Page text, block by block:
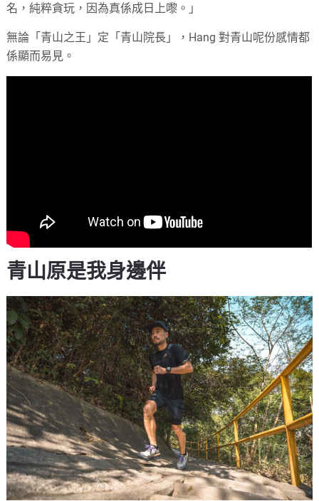
名，純粹貪玩，因為真係成日上嚟。」
無論「青山之王」定「青山院長」，Hang 對青山呢份感情都
係顯而易見。
青山原是我身邊伴